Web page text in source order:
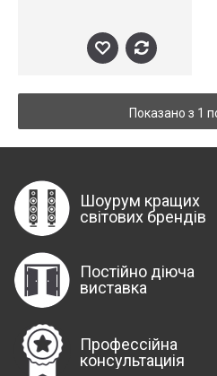
Показано з 1
Шоурум кращих
світових брендів
Постійно діюча
виставка
Профессійна
консультациія